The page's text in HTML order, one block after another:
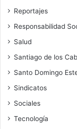
Reportajes
Responsabilidad
Salud
Santiago de los
Santo Domingo
Sindicatos
Sociales
Tecnología